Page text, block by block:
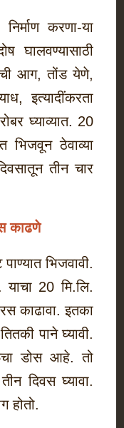
करणा-या
घालवण्यासाठी
आग, तोंड येणे,
इत्यादींकरता
घ्याव्यात. 20
भिजवून ठेवाव्या
तीन चार
काढणे
भिजवावी.
याचा 20 मि.लि.
काढावा. इतका
पाने घ्यावी.
डोस आहे. तो
दिवस घ्यावा.
होतो.